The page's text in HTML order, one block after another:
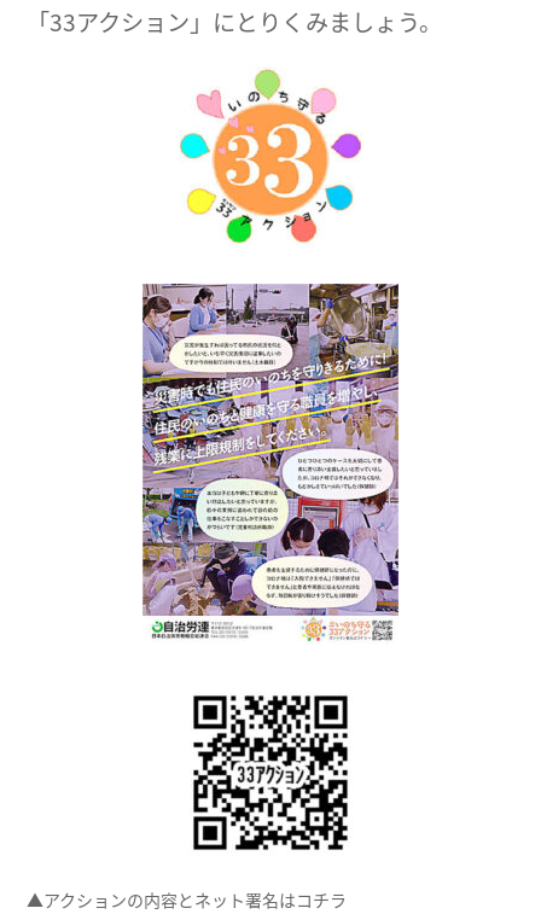
「33アクション」にとりくみましょう。
▲アクションの内容とネット署名はコチラ